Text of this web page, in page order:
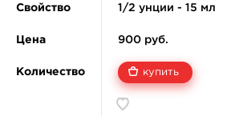
процесса регенерации после
Продукт не содержит
мутагенные вещества.
Функциональное назначение:
Свойство
Цена
Количество
1/2 унции - 15 мл
900 руб.
купить